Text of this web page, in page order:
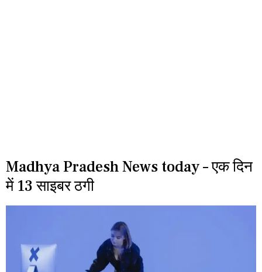
Madhya Pradesh News today – एक दिन
में 13 साइबर ठगी